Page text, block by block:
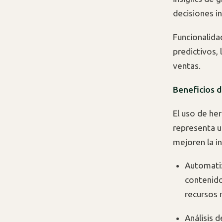
decisiones
predictivos,
ventas.
Beneficios
El uso de
representa
mejoren la
recursos
Análisis